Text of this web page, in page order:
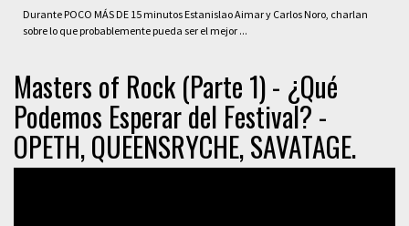
Durante POCO MÁS DE 15 minutos Estanislao Aimar y Carlos Noro, charlan
sobre lo que probablemente pueda ser el mejor ...
Masters of Rock (Parte 1) - ¿Qué
Podemos Esperar del Festival? -
OPETH, QUEENSRYCHE, SAVATAGE.